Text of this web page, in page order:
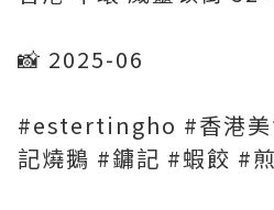
📸 2025-06
#estertingho #香港美
記燒鵝 #鏞記 #蝦餃 #